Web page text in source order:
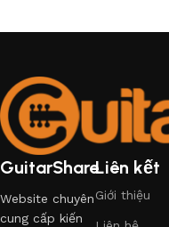
GuitarShare
Website chuyên
cung cấp kiến
Liên kết
Giới thiệu